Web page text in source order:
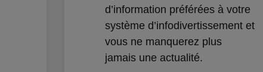
d’information préférées à votre
système d’infodivertissement et
vous ne manquerez plus
jamais une actualité.